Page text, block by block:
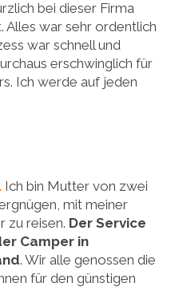
bei dieser Firma
Alles war sehr ordentlich
war schnell und
erschwinglich für
Ich werde auf jeden
Ich bin Mutter von zwei
mit meiner
zu reisen. Der Service
Camper in
. Wir alle genossen die
für den günstigen